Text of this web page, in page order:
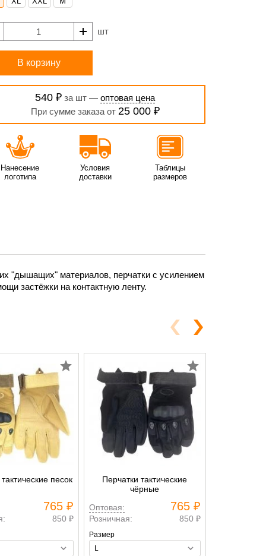
шт
В корзину
540 ₽ за шт —оптовая цена
При сумме заказа от 25 000 ₽
"дышащих" материалов, перчатки с усилением
застёжки на контактную ленту.
Нанесение
логотипа
Условия
доставки
Таблицы
размеров
песок
765 ₽
850 ₽
Перчатки тактические
чёрные
Оптовая:
765 ₽
Розничная: 850 ₽
Размер